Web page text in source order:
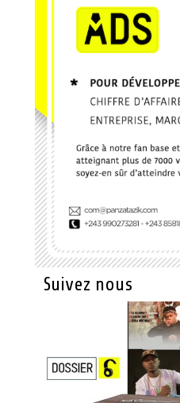
Suivez nous